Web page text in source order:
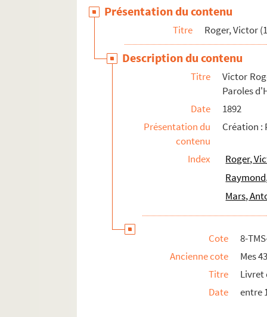
Simons, Moïse (1889?-1945)
Spontini, Gaspare (1774-1851)
Steck, Paul (1866-1924)
Straus, Oscar (1870-1954)
Strauss, Johann (1825-1899)
Szulc, Józef Zygmunt (1875-1956)
Terrasse, Claude (1867-1923)
Trémisot, Édouard (1874-1952)
Présentation du contenu
Titre Roger, Victor
Description du contenu
Titre
Victor
Paroles
Date
1892
Présentation du
contenu
Création :
Index
Roger,
Mars,
Cote
8-
Ancienne cote
Mes
Titre
Livret
Date
entre